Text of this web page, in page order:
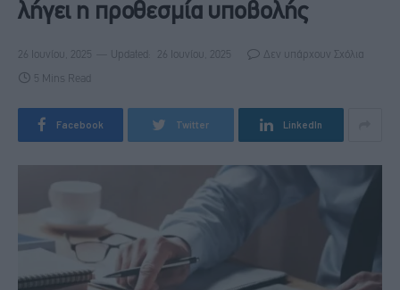
λήγει η προθεσμία υποβολής
26 Ιουνίου, 2025 Updated: 26 Ιουνίου, 2025 Δεν υπάρχουν Σχόλια
5 Mins Read
Facebook Twitter LinkedIn